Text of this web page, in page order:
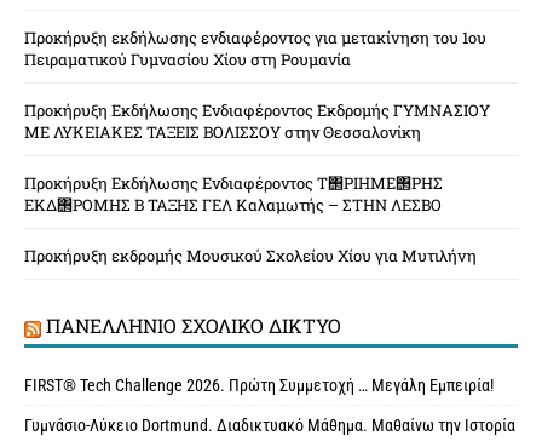
Προκήρυξη εκδήλωσης ενδιαφέροντος για μετακίνηση του 1ου
Πειραματικού Γυμνασίου Χίου στη Ρουμανία
Προκήρυξη Εκδήλωσης Ενδιαφέροντος Εκδρομής ΓΥΜΝΑΣΙΟΥ
ΜΕ ΛΥΚΕΙΑΚΕΣ ΤΑΞΕΙΣ ΒΟΛΙΣΣΟΥ στην Θεσσαλονίκη
Προκήρυξη Εκδήλωσης Ενδιαφέροντος Τ΢ΡΙΗΜΕ΢ΡΗΣ
ΕΚΔ΢ΡΟΜΗΣ Β ΤΑΞΗΣ ΓΕΛ Καλαμωτής – ΣΤΗΝ ΛΕΣΒΟ
Προκήρυξη εκδρομής Μουσικού Σχολείου Χίου για Μυτιλήνη
ΠΑΝΕΛΛΉΝΙΟ ΣΧΟΛΙΚΌ ΔΊΚΤΥΟ
FIRST® Tech Challenge 2026. Πρώτη Συμμετοχή … Μεγάλη Εμπειρία!
Γυμνάσιο-Λύκειο Dortmund. Διαδικτυακό Μάθημα. Μαθαίνω την Ιστορία